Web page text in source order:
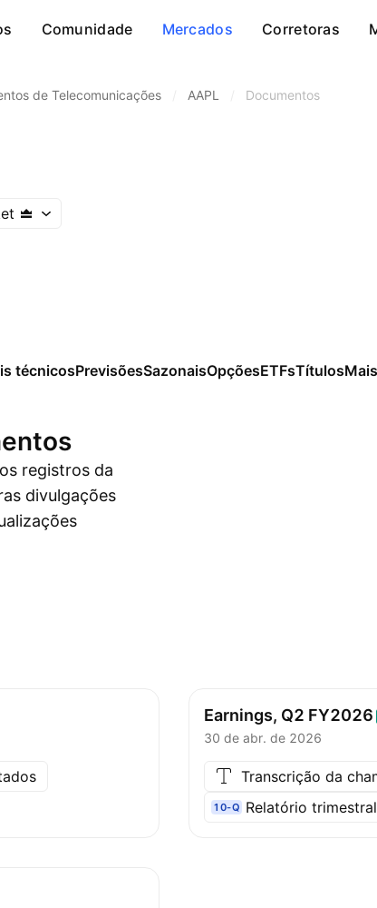
Comunidade Mercados Corretoras
de Telecomunicações AAPL Documentos
técnicosPrevisõesSazonaisOpçõesETFsTítulosMais
registros da
divulgações
Earnings, Q2 FY2026
30 de abr. de 2026
Transcrição da
10-Q Relatório trimestral